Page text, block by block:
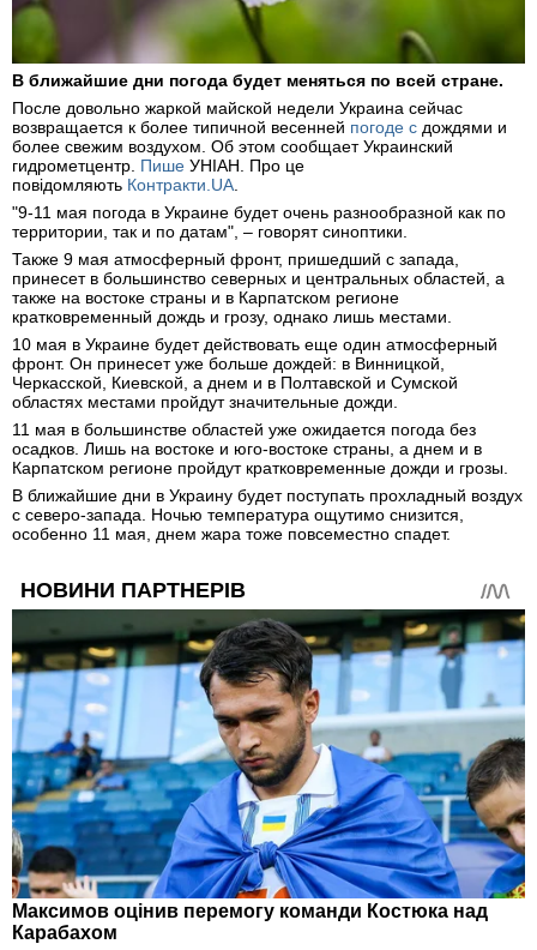
В ближайшие дни погода будет меняться по всей стране.
После довольно жаркой майской недели Украина сейчас
возвращается к более типичной весенней погоде с дождями и
более свежим воздухом. Об этом сообщает Украинский
гидрометцентр. Пише УНІАН. Про це
повідомляють Контракти.UA.
"9-11 мая погода в Украине будет очень разнообразной как по
территории, так и по датам", – говорят синоптики.
Также 9 мая атмосферный фронт, пришедший с запада,
принесет в большинство северных и центральных областей, а
также на востоке страны и в Карпатском регионе
кратковременный дождь и грозу, однако лишь местами.
10 мая в Украине будет действовать еще один атмосферный
фронт. Он принесет уже больше дождей: в Винницкой,
Черкасской, Киевской, а днем и в Полтавской и Сумской
областях местами пройдут значительные дожди.
11 мая в большинстве областей уже ожидается погода без
осадков. Лишь на востоке и юго-востоке страны, а днем и в
Карпатском регионе пройдут кратковременные дожди и грозы.
В ближайшие дни в Украину будет поступать прохладный воздух
с северо-запада. Ночью температура ощутимо снизится,
особенно 11 мая, днем жара тоже повсеместно спадет.